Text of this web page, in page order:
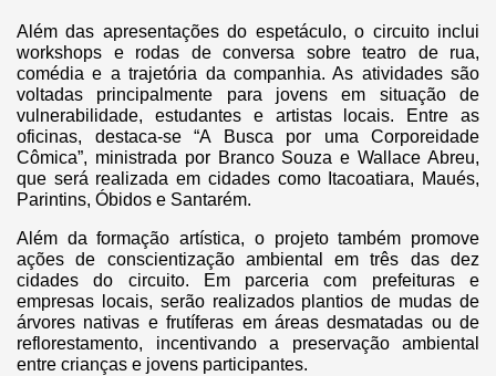
Além das apresentações do espetáculo, o circuito inclui
workshops e rodas de conversa sobre teatro de rua,
comédia e a trajetória da companhia. As atividades são
voltadas principalmente para jovens em situação de
vulnerabilidade, estudantes e artistas locais. Entre as
oficinas, destaca-se “A Busca por uma Corporeidade
Cômica”, ministrada por Branco Souza e Wallace Abreu,
que será realizada em cidades como Itacoatiara, Maués,
Parintins, Óbidos e Santarém.
Além da formação artística, o projeto também promove
ações de conscientização ambiental em três das dez
cidades do circuito. Em parceria com prefeituras e
empresas locais, serão realizados plantios de mudas de
árvores nativas e frutíferas em áreas desmatadas ou de
reflorestamento, incentivando a preservação ambiental
entre crianças e jovens participantes.